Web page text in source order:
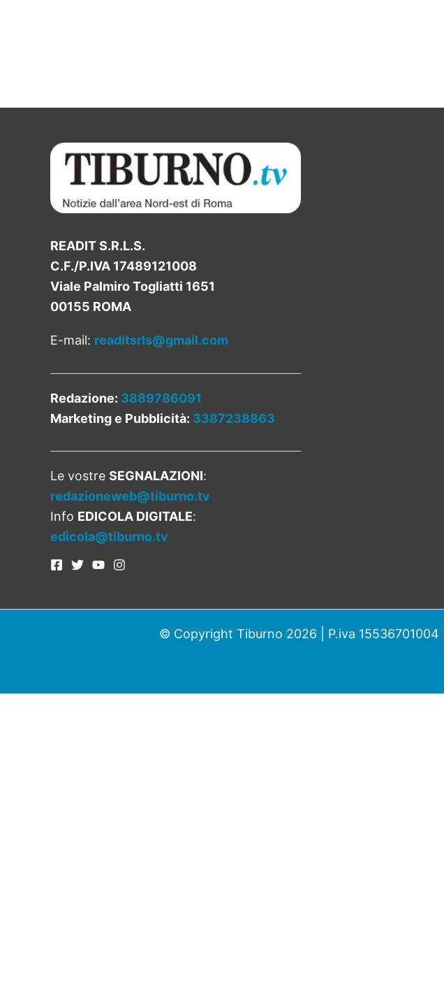
READIT S.R.L.S.
C.F./P.IVA 17489121008
Viale Palmiro Togliatti 1651
00155 ROMA
E-mail: readitsrls@gmail.com
Redazione: 3889786091
Marketing e Pubblicità: 3387238863
Le vostre SEGNALAZIONI:
redazioneweb@tiburno.tv
Info EDICOLA DIGITALE:
edicola@tiburno.tv
© Copyright Tiburno 2026 | P.iva 15536701004 |